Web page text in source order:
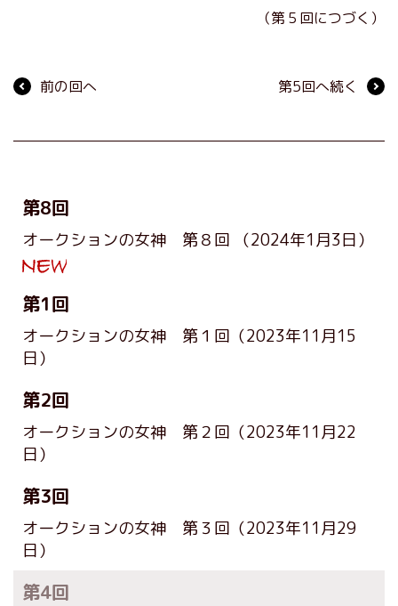
（第５回につづく）
前の回へ 第5回へ続く
第8回
オークションの女神 第８回 （2024年1月3日）
第1回
オークションの女神 第１回 （2023年11月15
日）
第2回
オークションの女神 第２回 （2023年11月22
日）
第3回
オークションの女神 第３回 （2023年11月29
日）
第4回